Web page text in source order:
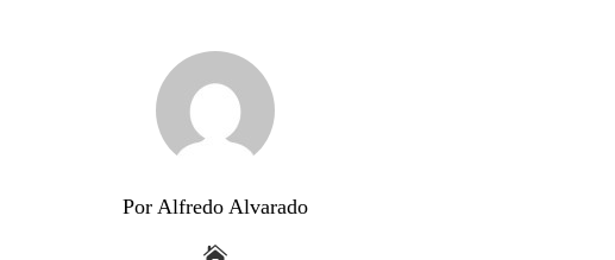
Por Alfredo Alvarado